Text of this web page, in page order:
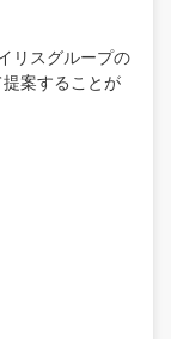
リスグループの
案することが